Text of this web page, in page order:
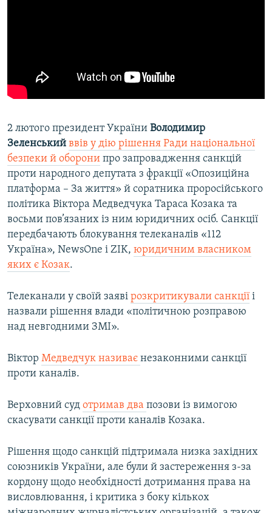
2 лютого президент України Володимир
Зеленський ввів у дію рішення Ради національної
безпеки й оборони про запровадження санкцій
проти народного депутата з фракції «Опозиційна
платформа – За життя» й соратника проросійського
політика Віктора Медведчука Тараса Козака та
восьми пов’язаних із ним юридичних осіб. Санкції
передбачають блокування телеканалів «112
Україна», NewsOne і ZIK, юридичним власником
яких є Козак.
Телеканали у своїй заяві розкритикували санкції і
назвали рішення влади «політичною розправою
над невгодними ЗМІ».
Віктор Медведчук називає незаконними санкції
проти каналів.
Верховний суд отримав два позови із вимогою
скасувати санкції проти каналів Козака.
Рішення щодо санкцій підтримала низка західних
союзників України, але були й застереження з-за
кордону щодо необхідності дотримання права на
висловлювання, і критика з боку кількох